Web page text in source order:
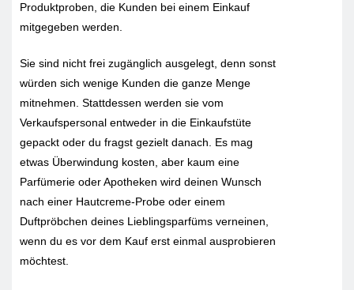
Produktproben, die Kunden bei einem Einkauf
mitgegeben werden.
Sie sind nicht frei zugänglich ausgelegt, denn sonst
würden sich wenige Kunden die ganze Menge
mitnehmen. Stattdessen werden sie vom
Verkaufspersonal entweder in die Einkaufstüte
gepackt oder du fragst gezielt danach. Es mag
etwas Überwindung kosten, aber kaum eine
Parfümerie oder Apotheken wird deinen Wunsch
nach einer Hautcreme-Probe oder einem
Duftpröbchen deines Lieblingsparfüms verneinen,
wenn du es vor dem Kauf erst einmal ausprobieren
möchtest.